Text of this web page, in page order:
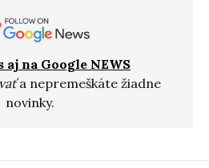
aj na Google NEWS
a nepremeškáte žiadne
novinky.